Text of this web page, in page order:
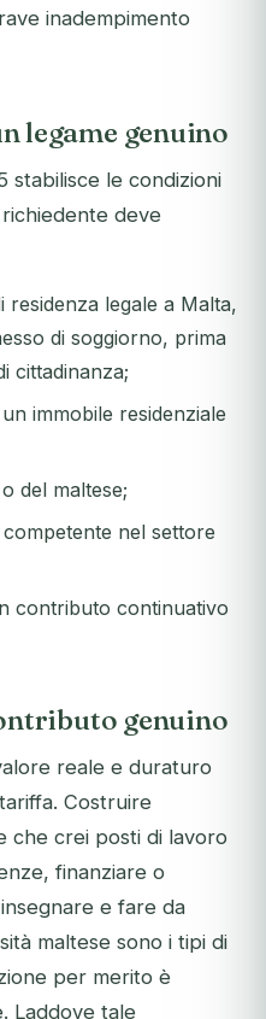
inadempimento
legame genuino
stabilisce le condizioni
deve
residenza legale a Malta,
di soggiorno, prima
cittadinanza;
immobile residenziale
del maltese;
nel settore
contributo continuativo
genuino
reale e duraturo
Costruire
che crei posti di lavoro
finanziare o
e fare da
maltese sono i tipi di
per merito è
Laddove tale